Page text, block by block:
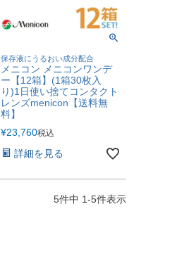
保存液にうるおい成分配合
メニコン メニコンワンデ
ー【12箱】(1箱30枚入
り)1日使い捨てコンタクト
レンズmenicon【送料無
料】
¥23,760税込
詳細を見る
5件中 1-5件表示